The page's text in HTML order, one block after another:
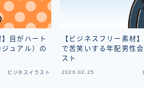
】目がハート
ュアル）の
ビジネスイラスト
【ビジネスフリー素材
で苦笑いする年配男性
スト
2026.02.25